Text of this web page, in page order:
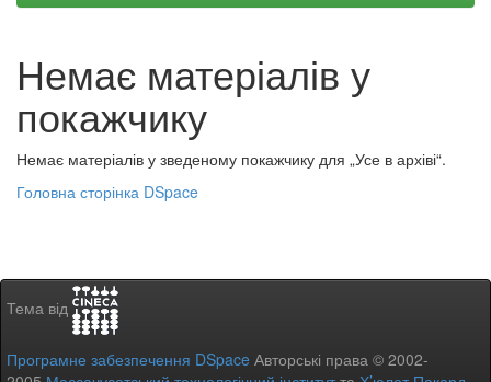
Немає матеріалів у
покажчику
Немає матеріалів у зведеному покажчику для „Усе в архіві“.
Головна сторінка DSpace
Тема від
Програмне забезпечення DSpace Авторські права © 2002-